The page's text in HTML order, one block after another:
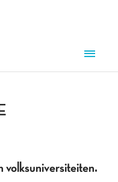
volksuniversiteiten.